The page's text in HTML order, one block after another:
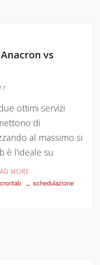
vs
ottimi servizi
di
al massimo si
è l’ideale su
MORE
crontab
schedulazione